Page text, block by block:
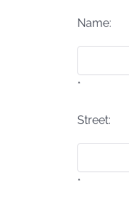
Name:
*
Street:
*